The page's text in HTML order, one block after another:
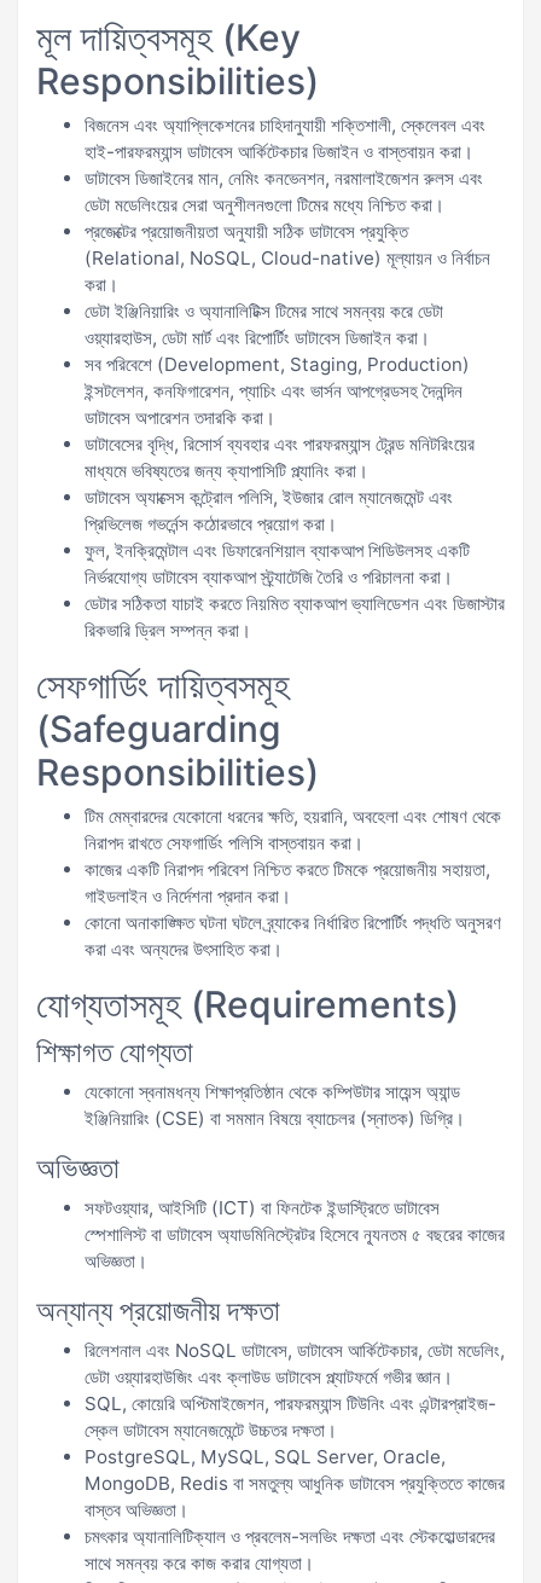
মূল দায়িত্বসমূহ (Key
Responsibilities)
বিজনেস এবং অ্যাপ্লিকেশনের চাহিদানুযায়ী শক্তিশালী, স্কেলেবল এবং
হাই-পারফরম্যান্স ডাটাবেস আর্কিটেকচার ডিজাইন ও বাস্তবায়ন করা।
ডাটাবেস ডিজাইনের মান, নেমিং কনভেনশন, নরমালাইজেশন রুলস এবং
ডেটা মডেলিংয়ের সেরা অনুশীলনগুলো টিমের মধ্যে নিশ্চিত করা।
প্রজেক্টের প্রয়োজনীয়তা অনুযায়ী সঠিক ডাটাবেস প্রযুক্তি
(Relational, NoSQL, Cloud-native) মূল্যায়ন ও নির্বাচন
করা।
ডেটা ইঞ্জিনিয়ারিং ও অ্যানালিটিক্স টিমের সাথে সমন্বয় করে ডেটা
ওয়্যারহাউস, ডেটা মার্ট এবং রিপোর্টিং ডাটাবেস ডিজাইন করা।
সব পরিবেশে (Development, Staging, Production)
ইন্সটলেশন, কনফিগারেশন, প্যাচিং এবং ভার্সন আপগ্রেডসহ দৈনন্দিন
ডাটাবেস অপারেশন তদারকি করা।
ডাটাবেসের বৃদ্ধি, রিসোর্স ব্যবহার এবং পারফরম্যান্স ট্রেন্ড মনিটরিংয়ের
মাধ্যমে ভবিষ্যতের জন্য ক্যাপাসিটি প্ল্যানিং করা।
ডাটাবেস অ্যাক্সেস কন্ট্রোল পলিসি, ইউজার রোল ম্যানেজমেন্ট এবং
প্রিভিলেজ গভর্নেন্স কঠোরভাবে প্রয়োগ করা।
ফুল, ইনক্রিমেন্টাল এবং ডিফারেনশিয়াল ব্যাকআপ শিডিউলসহ একটি
নির্ভরযোগ্য ডাটাবেস ব্যাকআপ স্ট্র্যাটেজি তৈরি ও পরিচালনা করা।
ডেটার সঠিকতা যাচাই করতে নিয়মিত ব্যাকআপ ভ্যালিডেশন এবং ডিজাস্টার
রিকভারি ড্রিল সম্পন্ন করা।
সেফগার্ডিং দায়িত্বসমূহ
(Safeguarding
Responsibilities)
টিম মেম্বারদের যেকোনো ধরনের ক্ষতি, হয়রানি, অবহেলা এবং শোষণ থেকে
নিরাপদ রাখতে সেফগার্ডিং পলিসি বাস্তবায়ন করা।
কাজের একটি নিরাপদ পরিবেশ নিশ্চিত করতে টিমকে প্রয়োজনীয় সহায়তা,
গাইডলাইন ও নির্দেশনা প্রদান করা।
কোনো অনাকাঙ্ক্ষিত ঘটনা ঘটলে ব্র্যাকের নির্ধারিত রিপোর্টিং পদ্ধতি অনুসরণ
করা এবং অন্যদের উৎসাহিত করা।
যোগ্যতাসমূহ (Requirements)
শিক্ষাগত যোগ্যতা
যেকোনো স্বনামধন্য শিক্ষাপ্রতিষ্ঠান থেকে কম্পিউটার সায়েন্স অ্যান্ড
ইঞ্জিনিয়ারিং (CSE) বা সমমান বিষয়ে ব্যাচেলর (স্নাতক) ডিগ্রি।
অভিজ্ঞতা
সফটওয়্যার, আইসিটি (ICT) বা ফিনটেক ইন্ডাস্ট্রিতে ডাটাবেস
স্পেশালিস্ট বা ডাটাবেস অ্যাডমিনিস্ট্রেটর হিসেবে ন্যূনতম ৫ বছরের কাজের
অভিজ্ঞতা।
অন্যান্য প্রয়োজনীয় দক্ষতা
রিলেশনাল এবং NoSQL ডাটাবেস, ডাটাবেস আর্কিটেকচার, ডেটা মডেলিং,
ডেটা ওয়্যারহাউজিং এবং ক্লাউড ডাটাবেস প্ল্যাটফর্মে গভীর জ্ঞান।
SQL, কোয়েরি অপ্টিমাইজেশন, পারফরম্যান্স টিউনিং এবং এন্টারপ্রাইজ-
স্কেল ডাটাবেস ম্যানেজমেন্টে উচ্চতর দক্ষতা।
PostgreSQL, MySQL, SQL Server, Oracle,
MongoDB, Redis বা সমতুল্য আধুনিক ডাটাবেস প্রযুক্তিতে কাজের
বাস্তব অভিজ্ঞতা।
চমৎকার অ্যানালিটিক্যাল ও প্রবলেম-সলভিং দক্ষতা এবং স্টেকহোল্ডারদের
সাথে সমন্বয় করে কাজ করার যোগ্যতা।